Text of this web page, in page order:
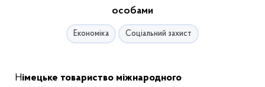
особами
Економіка Соціальний захист
Німецьке товариство міжнародного